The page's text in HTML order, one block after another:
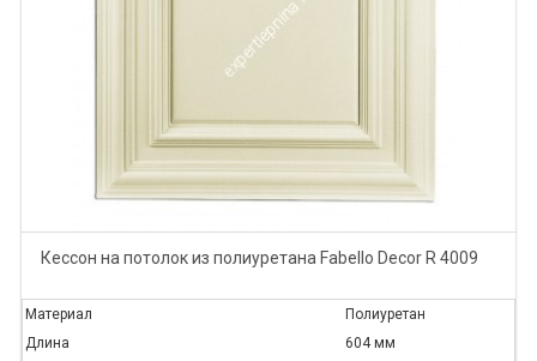
Кессон на потолок из полиуретана Fabello Decor R 4009
Материал
Полиуретан
Длина
604 мм